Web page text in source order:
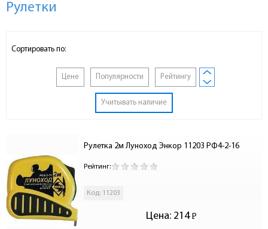
Рулетки
Сортировать по:
Цене Популярности Рейтингу
Учитывать наличие
Рулетка 2м Луноход Энкор 11203 РФ4-2-16
Рейтинг:
Код: 11203
Цена: 214 Р
-